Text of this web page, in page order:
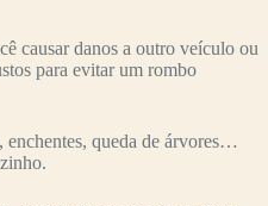
causar danos a outro veículo ou
para evitar um rombo
enchentes, queda de árvores…